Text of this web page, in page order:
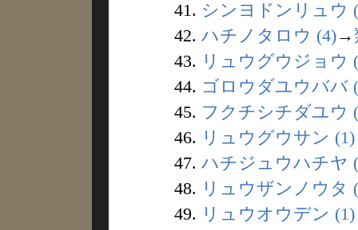
41. シンヨドンリュウ
42. ハチノタロウ (4)→
43. リュウグウジョウ
44. ゴロウダユウババ
45. フクチシチダユウ
46. リュウグウサン (1)
47. ハチジュウハチヤ
48. リュウザンノウタ
49. リュウオウデン (1)